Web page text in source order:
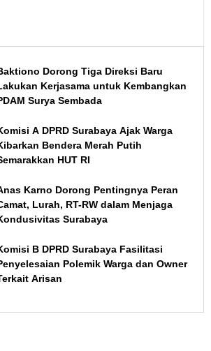
Dorong Tiga Direksi Baru
Kerjasama untuk Kembangkan
Surya Sembada
A DPRD Surabaya Ajak Warga
Bendera Merah Putih
HUT RI
Karno Dorong Pentingnya Peran
Lurah, RT-RW dalam Menjaga
Surabaya
B DPRD Surabaya Fasilitasi
Polemik Warga dan Owner
Arisan